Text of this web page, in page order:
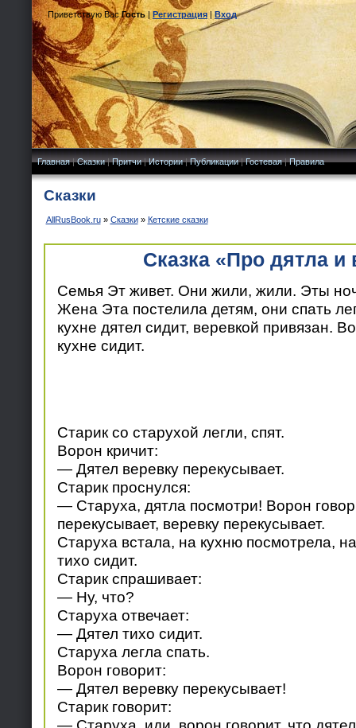
Приветствую Вас Гость|Регистрация|Вход
Главная|Сказки|Притчи|Истории|Публикации|Гостевая|Правила
Сказки
AllRusBook.ru» Сказки» Кетские сказки
Сказка «Про дятла и
Семья Эт живет. Они жили, жили. Эты
Жена Эта постелила детям, они спать
кухне дятел сидит, веревкой привязан.
кухне сидит.
Старик со старухой легли, спят.
Ворон кричит:
— Дятел веревку перекусывает.
Старик проснулся:
— Старуха, дятла посмотри! Ворон
перекусывает, веревку перекусывает.
Старуха встала, на кухню посмотрела,
тихо сидит.
Старик спрашивает:
— Ну, что?
Старуха отвечает:
— Дятел тихо сидит.
Старуха легла спать.
Ворон говорит:
— Дятел веревку перекусывает!
Старик говорит: